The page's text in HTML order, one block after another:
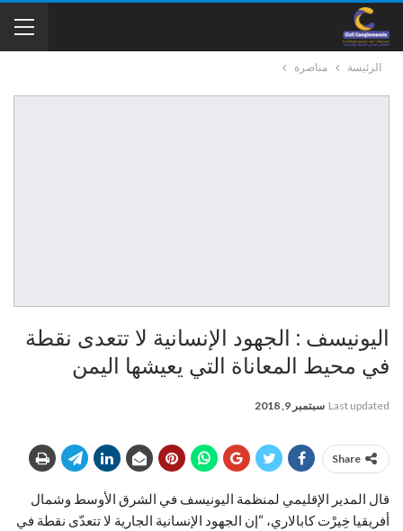
الرئيسة مناصرة
اليونيسف : الجهود الإنسانية لا تتعدى نقطة
في محيط المعاناة التي يعيشها اليمن
Last updated سبتمبر 9, 2018
Share
قال المدير الإقليمي لمنظمة اليونيسف في الشرق الأوسط وشمال
أفريقيا خِيرْت كابالاري، “إن الجهود الإنسانية الجارية لا تتعدّى نقطة في